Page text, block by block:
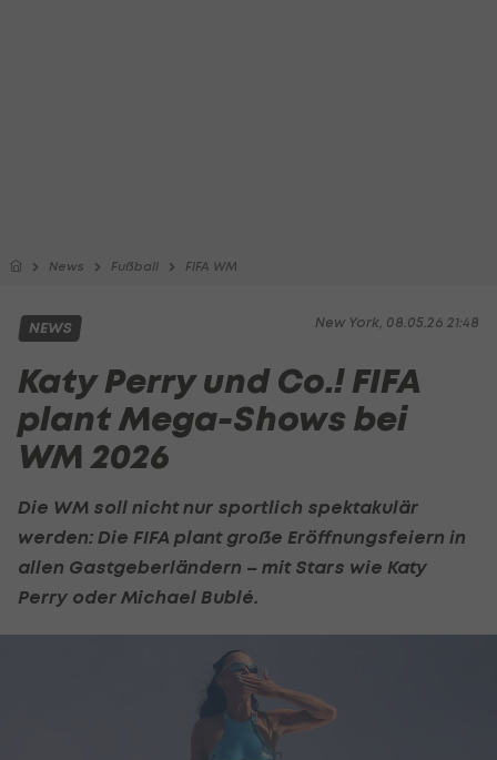
News Fußball FIFA WM
New York, 08.05.26 21:48
NEWS
Katy Perry und Co.! FIFA
plant Mega-Shows bei
WM 2026
Die WM soll nicht nur sportlich spektakulär
werden: Die FIFA plant große Eröffnungsfeiern in
allen Gastgeberländern – mit Stars wie Katy
Perry oder Michael Bublé.